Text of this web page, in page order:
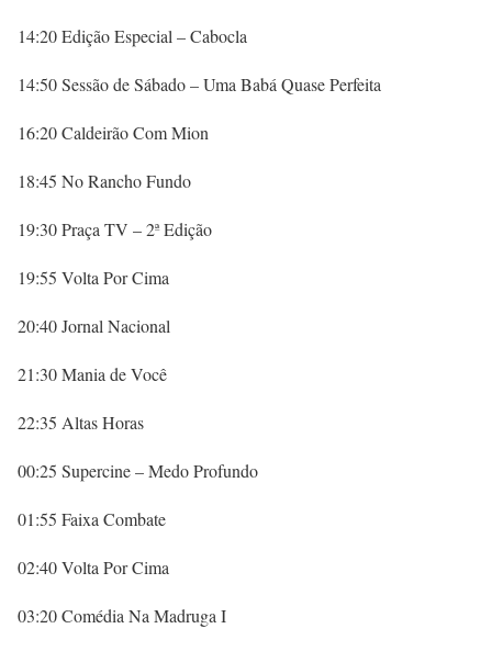
14:20 Edição Especial – Cabocla
14:50 Sessão de Sábado – Uma Babá Quase Perfeita
16:20 Caldeirão Com Mion
18:45 No Rancho Fundo
19:30 Praça TV – 2ª Edição
19:55 Volta Por Cima
20:40 Jornal Nacional
21:30 Mania de Você
22:35 Altas Horas
00:25 Supercine – Medo Profundo
01:55 Faixa Combate
02:40 Volta Por Cima
03:20 Comédia Na Madruga I